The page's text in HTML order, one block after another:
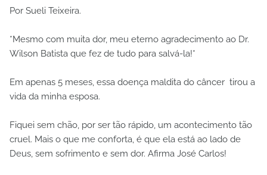
Por Sueli Teixeira.
*Mesmo com muita dor, meu eterno agradecimento ao Dr.
Wilson Batista que fez de tudo para salvá-la!*
Em apenas 5 meses, essa doença maldita do câncer tirou a
vida da minha esposa.
Fiquei sem chão, por ser tão rápido, um acontecimento tão
cruel. Mais o que me conforta, é que ela está ao lado de
Deus, sem sofrimento e sem dor. Afirma José Carlos!